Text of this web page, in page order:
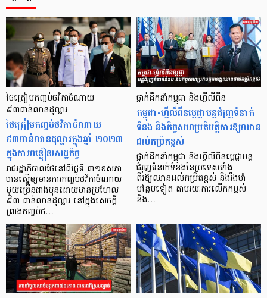
ថៃត្រៀមកញ្ចប់ថវិកាចំណាយ
៩៣ពាន់លានដុល្លារ
ថៃត្រៀមកញ្ចប់ថវិកាចំណាយ
៩៣ពាន់លានដុល្លារក្នុងឆ្នាំ ២០២៣
ក្នុងការពន្លឿនសេដ្ឋកិច្ច
រាជរដ្ឋាភិបាលថៃនៅពីថ្ងៃទី ៣១ឧសភា
បានស្នើឲ្យមានការកញ្ចប់ថវិកាចំណាយ
មួយច្រើនជាងមុនដោយមានប្រហែល
៩៣ ពាន់លានដុល្លារ នៅក្នុងសេចក្តី
ព្រាងកញ្ចប់ថ…
ថ្នាក់ដឹកនាំកម្ពុជា និងហ្វីលីពីន
កម្ពុជា-ហ្វីលីពីនប្តេជ្ញាបន្តជំរុញទំនាក់
ទំនង និងកិច្ចសហប្រតិបត្តិការឱ្យឈាន
ដល់កម្រិតខ្ពស់
ថ្នាក់ដឹកនាំកម្ពុជា និងហ្វីលីពីនប្តេជ្ញាបន្ត
ជំរុញទំនាក់ទំនងនៃប្រទេសទាំង
ពីរឱ្យឈានដល់កម្រិតខ្ពស់ និងរឹងមាំ
បន្ថែមទៀត តាមរយៈការលើកកម្ពស់
និង…